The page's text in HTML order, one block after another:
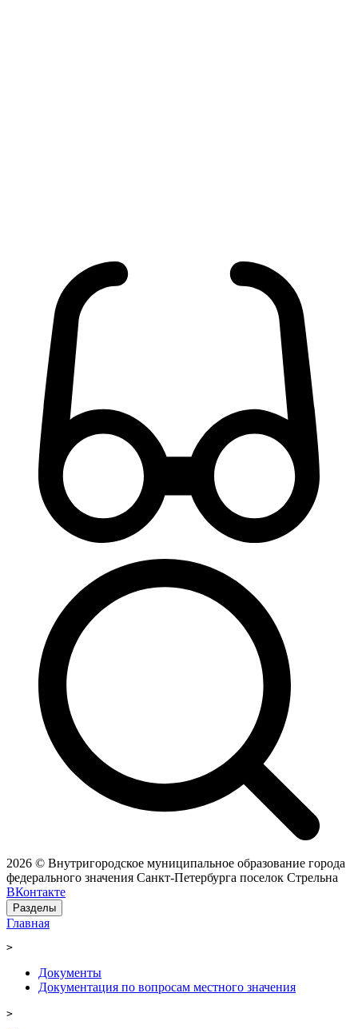
2026 © Внутригородское муниципальное образование города
федерального значения Санкт-Петербурга поселок Стрельна
ВКонтакте
Разделы
Главная
>
Документы
Документация по вопросам местного значения
>